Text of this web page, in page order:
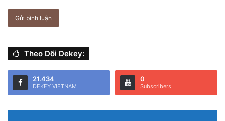
Theo Dõi Dekey:
21.434
DEKEY VIETNAM
0
Subscribers